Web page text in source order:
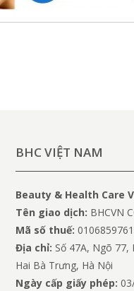
BHC VIỆT NAM
Beauty & Health Care
Tên giao dịch: BHCVN
Mã số thuế:0106859761
Địa chỉ: Số 47A, Ngõ 77,
Hai Bà Trưng, Hà Nội
Ngày cấp giấy phép: